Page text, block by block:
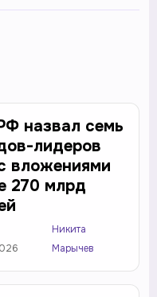
назвал семь
лидеров
вложениями
270 млрд
Никита
Марычев